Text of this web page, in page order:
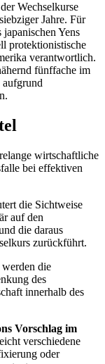
Wechselkurse
Jahre. Für
Yens
protektionistische
verantwortlich.
fünffache im
aufgrund
wirtschaftliche
bei effektiven
die Sichtweise
auf den
die daraus
zurückführt.
die
des
innerhalb des
Vorschlag im
verschiedene
oder